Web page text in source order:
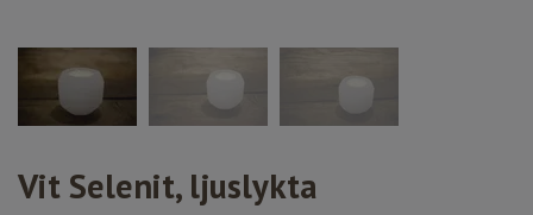
Vit Selenit, ljuslykta